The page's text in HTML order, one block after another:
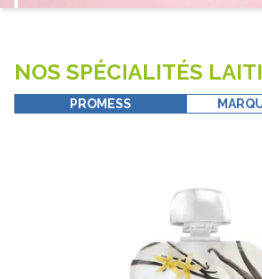
NOS SPÉCIALITÉS
PROMESS